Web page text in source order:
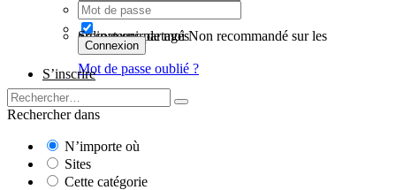
Se souvenir de moi
Non recommandé sur les ordinateurs partagés
Connexion
Mot de passe oublié ?
S’inscrire
Rechercher dans
N’importe où
Sites
Cette catégorie